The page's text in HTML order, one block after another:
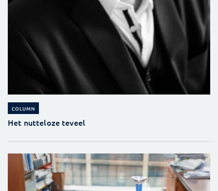
COLUMN
Het nutteloze teveel